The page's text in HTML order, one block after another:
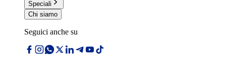
Speciali
Chi siamo
Seguici anche su